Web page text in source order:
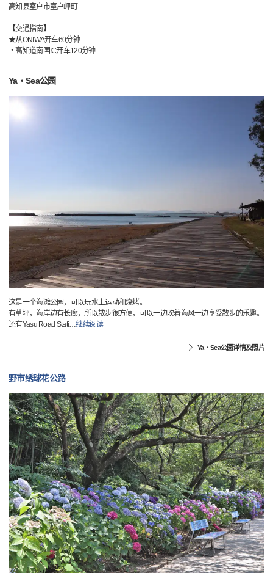
高知县室户市室户岬町
【交通指南】
★从ONIWA开车60分钟
・高知道南国IC开车120分钟
Ya・Sea公园
这是一个海滩公园，可以玩水上运动和烧烤。
有草坪，海岸边有长廊，所以散步很方便，可以一边吹着海风一边享受散步的乐趣。
还有Yasu Road Stati…继续阅读
Ya・Sea公园详情及照片
野市绣球花公路